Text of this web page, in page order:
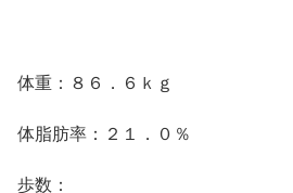
体重：８６．６ｋｇ
体脂肪率：２１．０％
歩数：